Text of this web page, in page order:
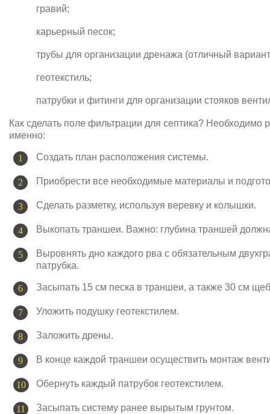
гравий;
карьерный песок;
трубы для организации дренажа (отличный
геотекстиль;
патрубки и фитинги для организации стояков
Как сделать поле фильтрации для септика? Необходимо
именно:
Создать план расположения системы.
Приобрести все необходимые материалы и
Сделать разметку, используя веревку и колышки.
Выкопать траншеи. Важно: глубина траншей
Выровнять дно каждого рва с обязательным
патрубка.
Засыпать 15 см песка в траншеи, а также 30 см
Уложить подушку геотекстилем.
Заложить дрены.
В конце каждой траншеи осуществить монтаж
Обернуть каждый патрубок геотекстилем.
Засыпать систему ранее вырытым грунтом.